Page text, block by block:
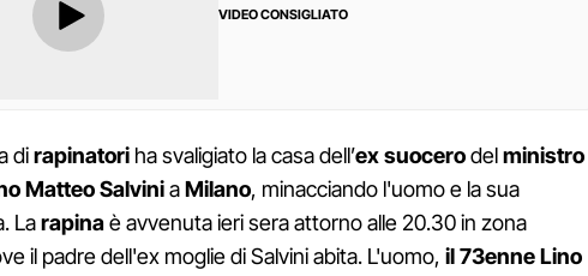
VIDEO CONSIGLIATO
dirapinatori ha svaligiato la casa dell’ex suocerodelministro
Matteo SalviniaMilano, minacciando l'uomo e la sua
Larapinaè avvenuta ieri sera attorno alle 20.30 in zona
il padre dell'ex moglie di Salvini abita. L'uomo, il 73enne Lino